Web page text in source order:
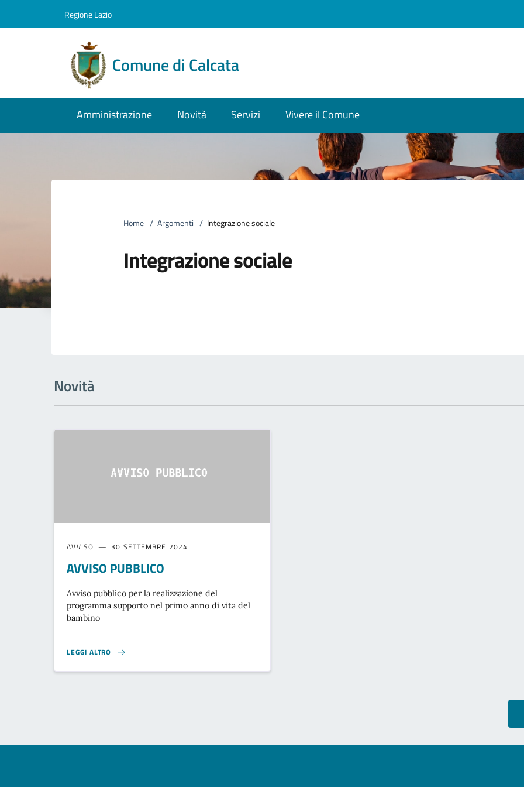
Regione Lazio
Comune di Calcata
Amministrazione Novità Servizi Vivere il Comune
Home / Argomenti / Integrazione sociale
Integrazione sociale
Novità
AVVISO 30 SETTEMBRE 2024
AVVISO PUBBLICO
Avviso pubblico per la realizzazione del
programma supporto nel primo anno di vita del
bambino
LEGGI ALTRO
AVVISO PUBBLICO }